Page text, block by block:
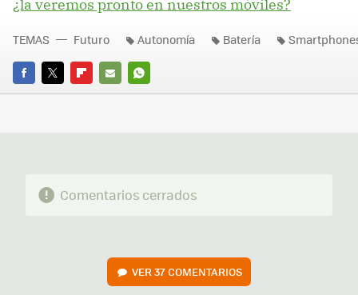
¿la veremos pronto en nuestros móviles?
FACEBOOK
TWITTERFLIPBOARD
E-
WHATSAPP
TEMAS Futuro Autonomía Batería
Comentarios cerrados
VER37 COMENTARIOS